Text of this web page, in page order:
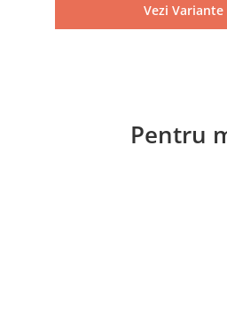
Vezi Variante
Pentru